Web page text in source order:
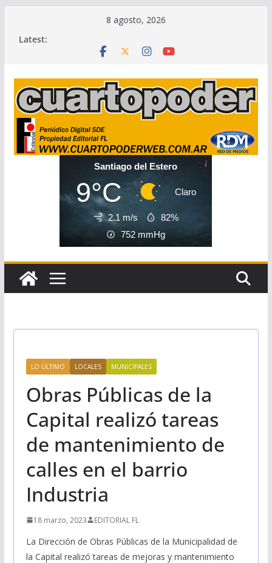
8 agosto, 2026
Latest:
Santiago del Estero
9°C Claro
2.1 m/s
82%
752 mmHg
LO ÚLTIMO LOCALES MUNICIPALES
Obras Públicas de la
Capital realizó tareas
de mantenimiento de
calles en el barrio
Industria
18 marzo, 2023 EDITORIAL FL
La Dirección de Obras Públicas de la Municipalidad de
la Capital realizó tareas de mejoras y mantenimiento